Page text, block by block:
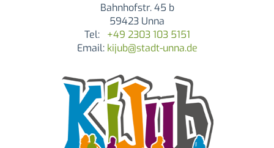
Bahnhofstr. 45 b
59423 Unna
Tel: +49 2303 103 5151
Email: kijub@stadt-unna.de